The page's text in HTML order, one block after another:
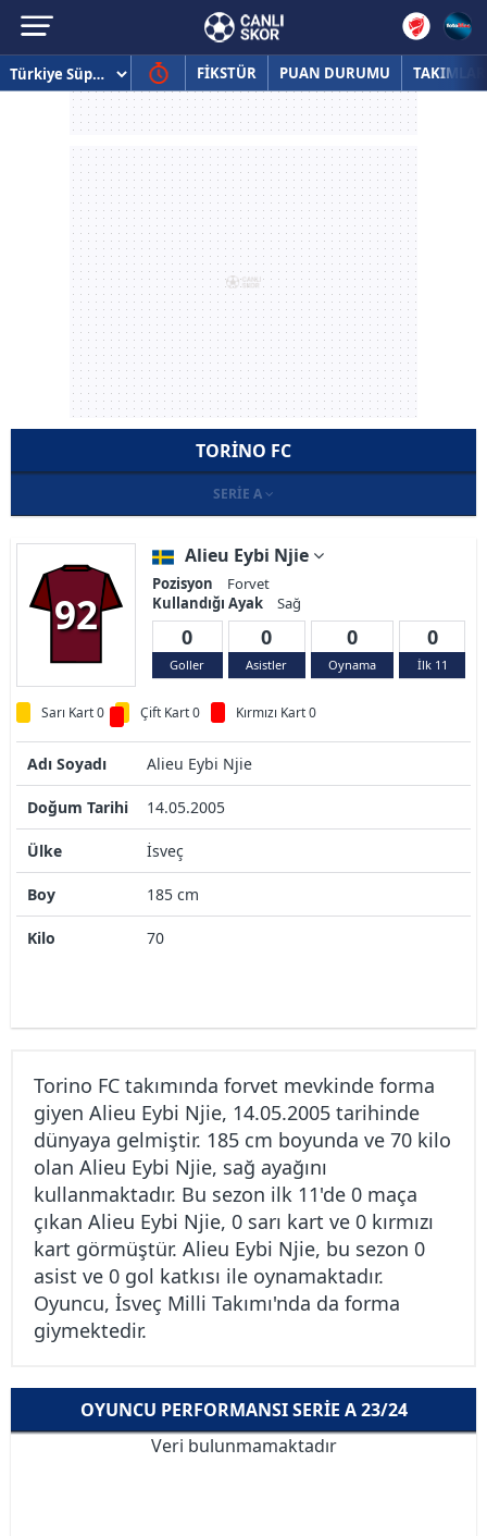
FİKSTÜR PUAN DURUMU TAKIMLAR
TORINO FC
SERIE A
92
Alieu Eybi Njie
Pozisyon
Forvet
Kullandığı Ayak
Sağ
0
Goller
0
Asistler
0
Oynama
0
İlk 11
Sarı Kart 0 Çift Kart 0 Kırmızı Kart 0
Adı Soyadı Alieu Eybi Njie
Doğum Tarihi 14.05.2005
Ülke İsveç
Boy 185 cm
Kilo 70
Torino FC takımında forvet mevkinde forma
giyen Alieu Eybi Njie, 14.05.2005 tarihinde
dünyaya gelmiştir. 185 cm boyunda ve 70 kilo
olan Alieu Eybi Njie, sağ ayağını
kullanmaktadır. Bu sezon ilk 11'de 0 maça
çıkan Alieu Eybi Njie, 0 sarı kart ve 0 kırmızı
kart görmüştür. Alieu Eybi Njie, bu sezon 0
asist ve 0 gol katkısı ile oynamaktadır.
Oyuncu, İsveç Milli Takımı'nda da forma
giymektedir.
OYUNCU PERFORMANSI SERIE A 23/24
Veri bulunmamaktadır